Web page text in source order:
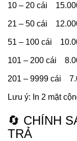
10 – 20 cái
21 – 50 cái
51 – 100 cái
101 – 200 cái
201 – 9999 cái
Lưu ý: In 2 mặt
🔄 CHÍNH
TRẢ